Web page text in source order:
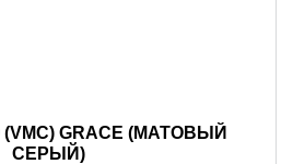
GRACE (МАТОВЫЙ
СЕРЫЙ)